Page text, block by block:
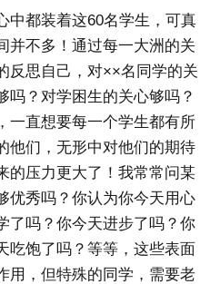
中都装着这60名学生，可真
并不多！通过每一大洲的关
反思自己，对××名同学的关
吗？对学困生的关心够吗？
一直想要每一个学生都有所
他们，无形中对他们的期待
的压力更大了！我常常问某
优秀吗？你认为你今天用心
了吗？你今天进步了吗？你
吃饱了吗？等等，这些表面
用，但特殊的同学，需要老